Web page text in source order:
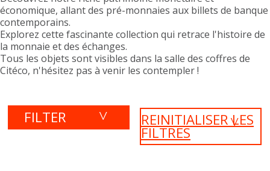
économique, allant des pré-monnaies aux billets de banque
contemporains.
Explorez cette fascinante collection qui retrace l'histoire de
la monnaie et des échanges.
Tous les objets sont visibles dans la salle des coffres de
Citéco, n'hésitez pas à venir les contempler !
FILTER REINITIALISER LES
FILTRES